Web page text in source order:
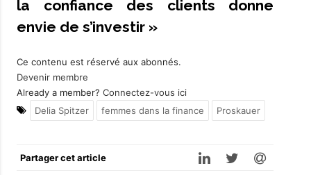
la confiance des clients donne
envie de s’investir »
Ce contenu est réservé aux abonnés.
Devenir membre
Already a member? Connectez-vous ici
Delia Spitzer
femmes dans la finance Proskauer
Partager cet article